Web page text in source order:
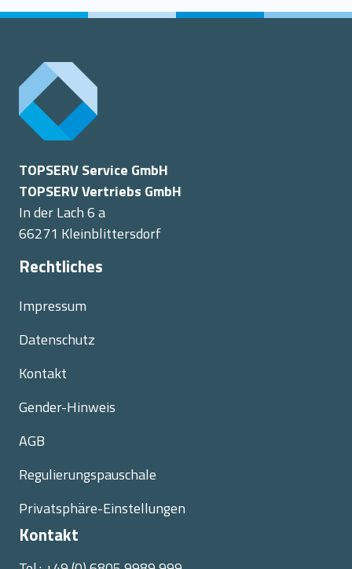
TOPSERV Service GmbH
TOPSERV Vertriebs GmbH
In der Lach 6 a
66271 Kleinblittersdorf
Rechtliches
Impressum
Datenschutz
Kontakt
Gender-Hinweis
AGB
Regulierungspauschale
Privatsphäre-Einstellungen
Kontakt